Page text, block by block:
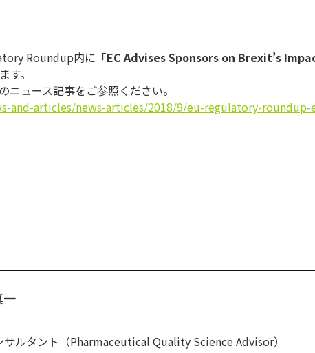
Roundup内に「EC Advises Sponsors on Brexit’s
す。
ニュース記事をご参照ください。
and-articles/news-articles/2018/9/eu-regulatory-roundup-
一
サルタント（Pharmaceutical Quality Science Advisor）